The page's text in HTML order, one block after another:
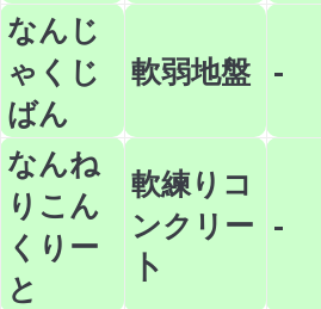
なんじ
ゃくじ
ばん
軟弱地盤 -
なんね
りこん
くりー
と
軟練りコ
ンクリー
卜
-